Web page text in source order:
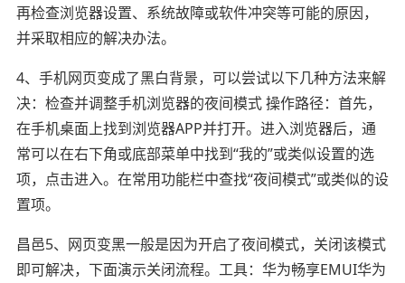
再检查浏览器设置、系统故障或软件冲突等可能的原因，
并采取相应的解决办法。
4、手机网页变成了黑白背景，可以尝试以下几种方法来解
决：检查并调整手机浏览器的夜间模式 操作路径：首先，
在手机桌面上找到浏览器APP并打开。进入浏览器后，通
常可以在右下角或底部菜单中找到“我的”或类似设置的选
项，点击进入。在常用功能栏中查找“夜间模式”或类似的设
置项。
昌邑5、网页变黑一般是因为开启了夜间模式，关闭该模式
即可解决，下面演示关闭流程。工具：华为畅享EMUI华为